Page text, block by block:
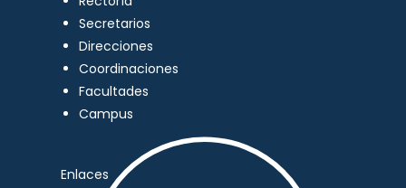
Secretarios
Direcciones
Coordinaciones
Facultades
Campus
Enlaces